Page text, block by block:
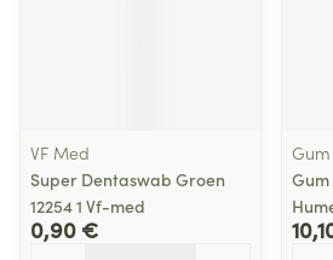
VF Med
Super Dentaswab Groen
12254 1 Vf-med
0,90 €
Gum